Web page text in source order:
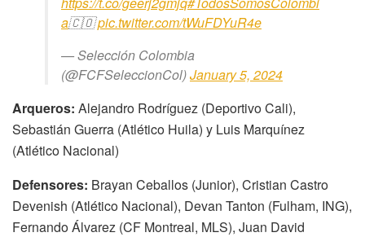
a🇨🇴pic.twitter.com/tWuFDYuR4e
— Selección Colombia
(@FCFSeleccionCol)January 5, 2024
Arqueros: Alejandro Rodríguez (Deportivo Cali),
Sebastián Guerra (Atlético Huila) y Luis Marquínez
(Atlético Nacional)
Defensores: Brayan Ceballos (Junior), Cristian Castro
Devenish (Atlético Nacional), Devan Tanton (Fulham, ING),
Fernando Álvarez (CF Montreal, MLS), Juan David